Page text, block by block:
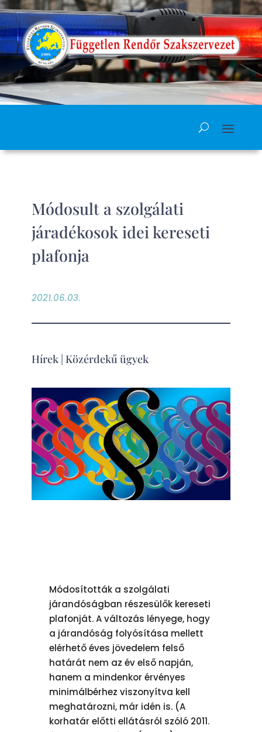
Módosult a szolgálati
járadékosok idei kereseti
plafonja
2021.06.03.
Hírek| Közérdekű ügyek
Módosították a szolgálati
járandóságban részesülők kereseti
plafonját. A változás lényege, hogy
a járandóság folyósítása mellett
elérhető éves jövedelem felső
határát nem az év első napján,
hanem a mindenkor érvényes
minimálbérhez viszonyítva kell
meghatározni, már idén is. (A
korhatár előtti ellátásról szóló 2011.